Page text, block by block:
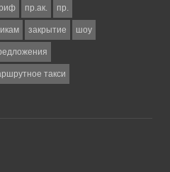
пр.ак. пр.
закрытие шоу
такси